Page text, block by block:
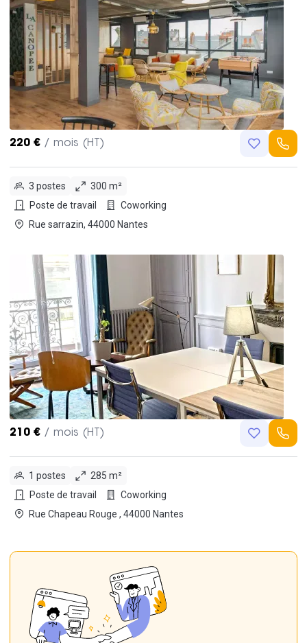
220 € / mois (HT)
3 postes
300 m²
Poste de travail
Coworking
Rue sarrazin, 44000 Nantes
210 € / mois (HT)
1 postes
285 m²
Poste de travail
Coworking
Rue Chapeau Rouge , 44000 Nantes